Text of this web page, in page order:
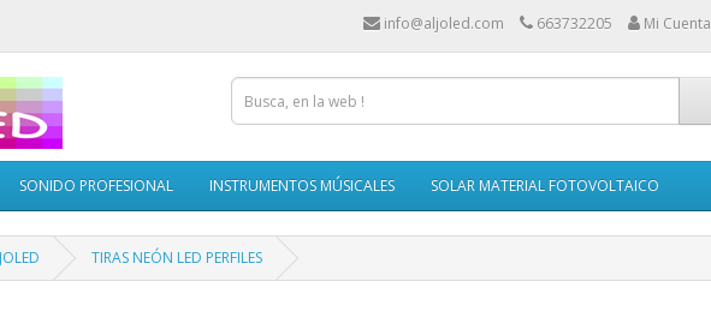
info@aljoled.com 663732205 Mi Cuenta
SONIDO PROFESIONAL INSTRUMENTOS MÚSICALES SOLAR MATERIAL FOTOVOLTAICO
TIRAS NEÓN LED PERFILES